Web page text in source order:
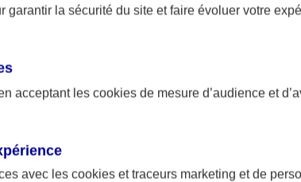
principal
garantir la sécurité du site et faire évoluer votre
acceptant les cookies de mesure d’audience et
avec les cookies et traceurs marketing et de